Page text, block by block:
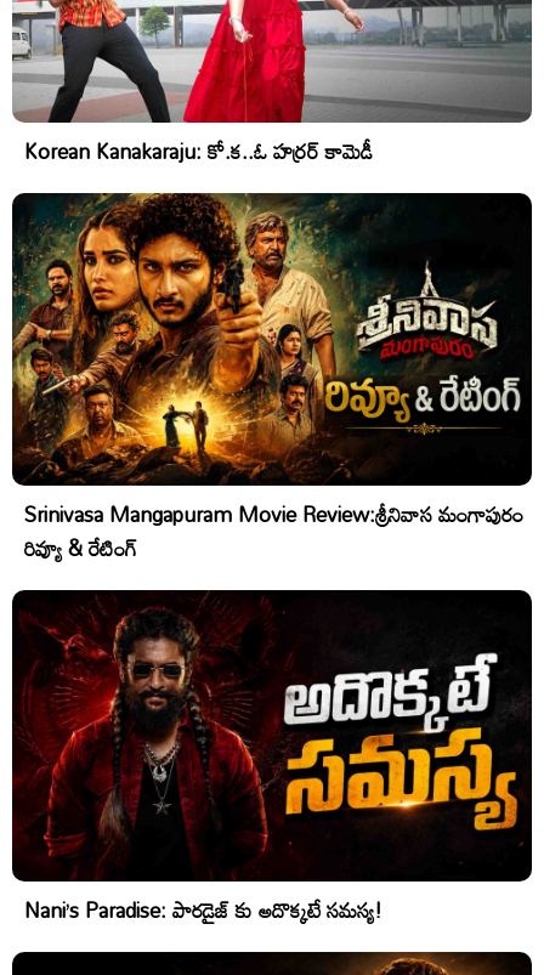
Korean Kanakaraju: కో.క..ఓ హర్రర్ కామెడీ
Srinivasa Mangapuram Movie Review:శ్రీనివాస మంగాపురం
రివ్యూ & రేటింగ్
Nani’s Paradise: పారడైజ్ కు అదొక్కటే సమస్య!